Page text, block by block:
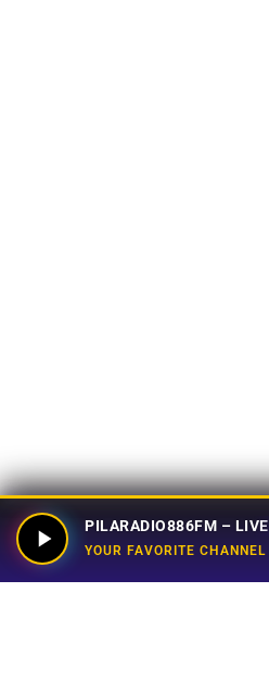
PILARADIO886FM – LIVE
YOUR FAVORITE CHANNEL